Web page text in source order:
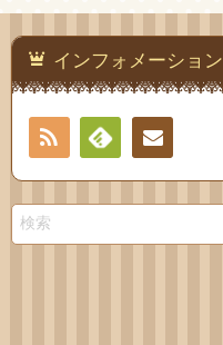
インフォメーション
RSS
Feedlyお問